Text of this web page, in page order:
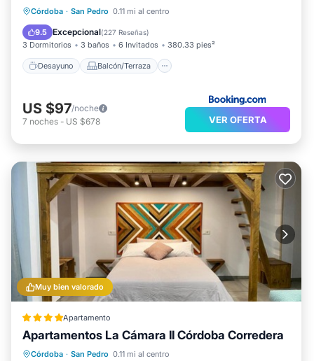
Córdoba · San Pedro 0.11 mi al centro
9.5 Excepcional(227 Reseñas)
3 Dormitorios 3 baños 6 Invitados 380.33 pies²
Desayuno Balcón/Terraza
Desayuno Balcón/Terraza
Aire acondicionado
US $97/noche
7 noches - US $678 VER OFERTA
Muy bien valorado
Apartamento
Apartamentos La Cámara II Córdoba Corredera
Córdoba · San Pedro 0.11 mi al centro
Aparcamiento
Aire acondicionado